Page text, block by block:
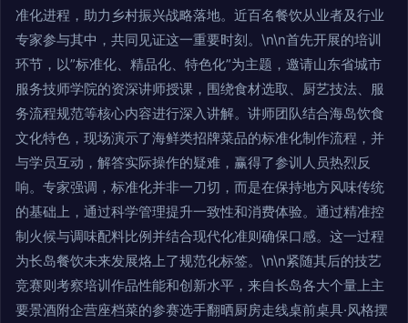
准化进程，助力乡村振兴战略落地。近百名餐饮从业者及行业
专家参与其中，共同见证这一重要时刻。\n\n首先开展的培训
环节，以”标准化、精品化、特色化”为主题，邀请山东省城市
服务技师学院的资深讲师授课，围绕食材选取、厨艺技法、服
务流程规范等核心内容进行深入讲解。讲师团队结合海岛饮食
文化特色，现场演示了海鲜类招牌菜品的标准化制作流程，并
与学员互动，解答实际操作的疑难，赢得了参训人员热烈反
响。专家强调，标准化并非一刀切，而是在保持地方风味传统
的基础上，通过科学管理提升一致性和消费体验。通过精准控
制火候与调味配料比例并结合现代化准则确保口感。这一过程
为长岛餐饮未来发展烙上了规范化标签。\n\n紧随其后的技艺
竞赛则考察培训作品性能和创新水平，来自长岛各大个量上主
要景酒附企营座档菜的参赛选手翻晒厨房走线桌前桌具·风格摆